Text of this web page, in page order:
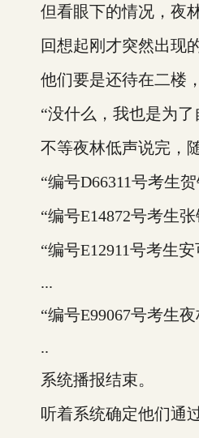
但看眼下的情况，夜林
回想起刚才突然出现的
他们要是还待在二楼，
“没什么，我也是为了
不等夜林低声说完，随
“编号D66311号考生贺
“编号E14872号考生张
“编号E12911号考生安
...
“编号E99067号考生夜
..
系统播报结束。
听着系统确定他们通过